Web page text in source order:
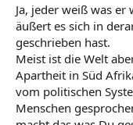
Ja, jeder weiß was
äußert es sich in
geschrieben hast.
Meist ist die Welt
Apartheit in Süd
vom politischen
Menschen